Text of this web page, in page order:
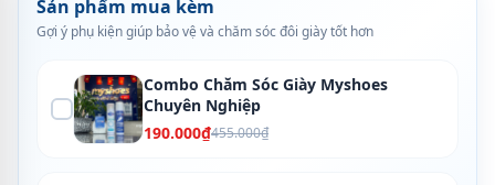
Sản phẩm mua kèm
Gợi ý phụ kiện giúp bảo vệ và chăm sóc đôi giày tốt hơn
Combo Chăm Sóc Giày Myshoes
Chuyên Nghiệp
190.000₫455.000₫